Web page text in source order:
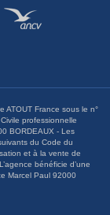
ATOUT France sous le n°
professionnelle
BORDEAUX - Les
du Code du
et à la vente de
bénéficie d’une
Marcel Paul 92000